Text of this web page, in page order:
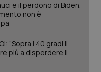
e il perdono di Biden.
non è
“Sopra i 40 gradi il
più a disperdere il